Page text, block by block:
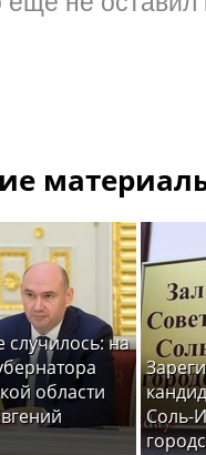
случилось: на
области
Соль-